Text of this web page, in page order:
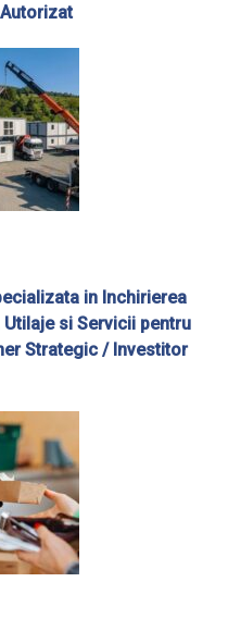
in Inchirierea
si Servicii pentru
Strategic / Investitor